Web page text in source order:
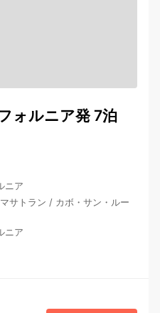
ォルニア発 7泊
ニア
マサトラン / カボ・サン・ルー
ニア